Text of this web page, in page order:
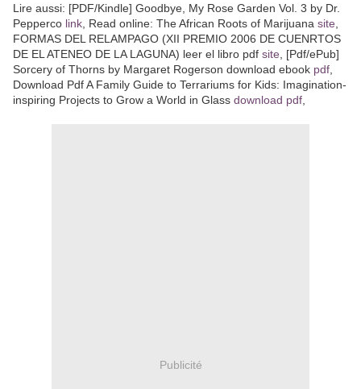
Lire aussi: [PDF/Kindle] Goodbye, My Rose Garden Vol. 3 by Dr.
Pepperco link , Read online: The African Roots of Marijuana site
FORMAS DEL RELAMPAGO (XII PREMIO 2006 DE CUENRTOS
DE EL ATENEO DE LA LAGUNA) leer el libro pdf site , [Pdf/ePub]
Sorcery of Thorns by Margaret Rogerson download ebook pdf
Download Pdf A Family Guide to Terrariums for Kids: Imagination-
inspiring Projects to Grow a World in Glass download pdf
Publicité